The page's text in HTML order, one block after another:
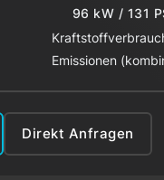
96 kW / 131
Emissionen
Direkt Anfragen